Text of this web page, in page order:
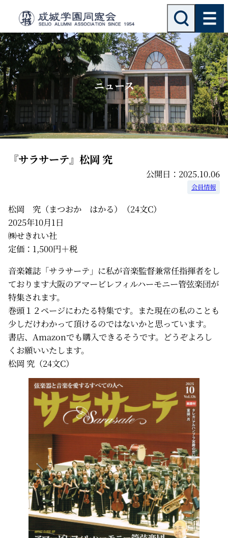
を
ス
キ
ッ
プ
索
ニュース
『サラサーテ』松岡 究
公開日：2025.10.06
会員情報
松岡 究（まつおか はかる）（24文C）
2025年10月1日
㈱せきれい社
定価：1,500円＋税
音楽雑誌「サラサーテ」に私が音楽監督兼常任指揮者をし
ております大阪のアマービレフィルハーモニー管弦楽団が
特集されます。
巻頭１２ページにわたる特集です。また現在の私のことも
少しだけわかって頂けるのではないかと思っています。
書店、Amazonでも購入できるそうです。どうぞよろし
くお願いいたします。
松岡 究（24文C）